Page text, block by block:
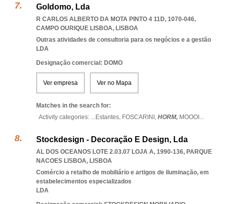
Goldomo, Lda
R CARLOS ALBERTO DA MOTA PINTO 4 11D, 1070-046,
CAMPO OURIQUE LISBOA, LISBOA
Outras atividades de consultoria para os negócios e a gestão
LDA
Designação comercial: DOMO
Ver empresa Ver no Mapa
Matches in the search for:
Activity categories: ...Estantes, FOSCARINI, HORM, MOOOI ...
Stockdesign - Decoração E Design, Lda
AL DOS OCEANOS LOTE 2.03.07 LOJA A, 1990-136, PARQUE
NACOES LISBOA, LISBOA
Comércio a retalho de mobiliário e artigos de iluminação, em
estabelecimentos especializados
LDA